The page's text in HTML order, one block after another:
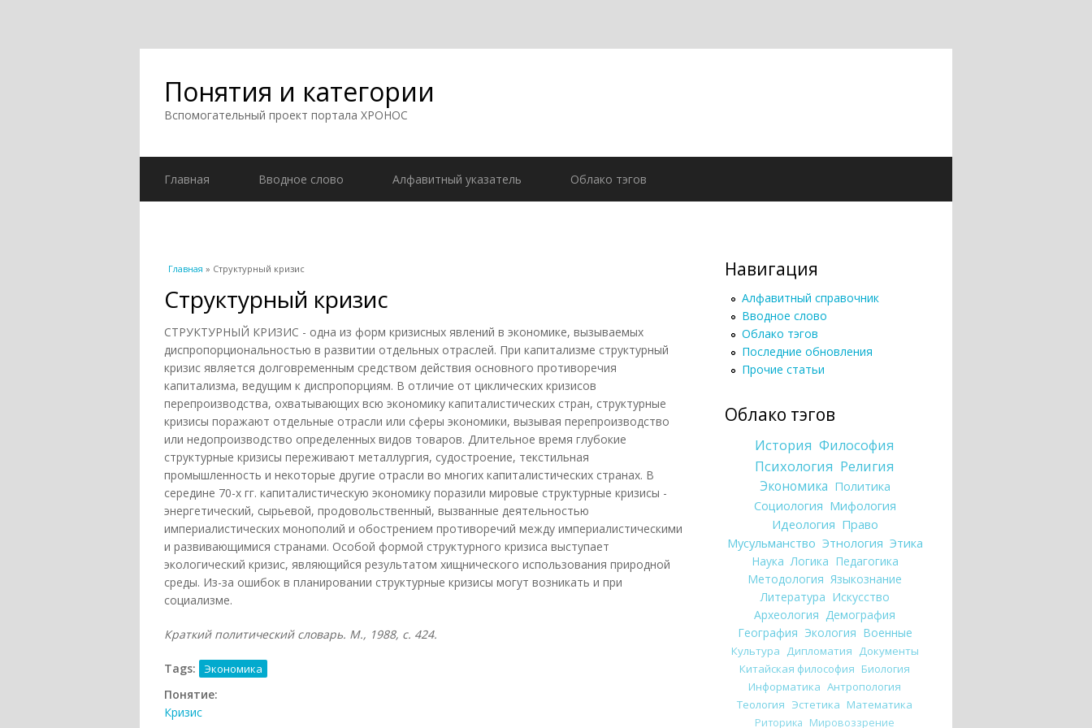
Понятия и категории
Вспомогательный проект портала ХРОНОС
Главная Вводное слово Алфавитный указатель Облако тэгов
Вы здесь
Главная » Структурный кризис
Структурный кризис
СТРУКТУРНЫЙ КРИЗИС - одна из форм кризисных явлений в экономике, вызываемых
диспропорциональностью в развитии отдельных отраслей. При капитализме структурный
кризис является долговременным средством действия основного противоречия
капитализма, ведущим к диспропорциям. В отличие от циклических кризисов
перепроизводства, охватывающих всю экономику капиталистических стран, структурные
кризисы поражают отдельные отрасли или сферы экономики, вызывая перепроизводство
или недопроизводство определенных видов товаров. Длительное время глубокие
структурные кризисы переживают металлургия, судостроение, текстильная
промышленность и некоторые другие отрасли во многих капиталистических странах. В
середине 70-х гг. капиталистическую экономику поразили мировые структурные кризисы -
энергетический, сырьевой, продовольственный, вызванные деятельностью
империалистических монополий и обострением противоречий между империалистическими
и развивающимися странами. Особой формой структурного кризиса выступает
экологический кризис, являющийся результатом хищнического использования природной
среды. Из-за ошибок в планировании структурные кризисы могут возникать и при
социализме.
Краткий политический словарь. М., 1988, с. 424.
Tags: Экономика
Понятие:
Кризис
Навигация
Алфавитный справочник
Вводное слово
Облако тэгов
Последние обновления
Прочие статьи
Облако тэгов
История Философия
Психология Религия
Экономика Политика
Социология Мифология
Идеология Право
Мусульманство Этнология Этика
Наука Логика Педагогика
Методология Языкознание
Литература Искусство
Археология Демография
География Экология Военные
Культура Дипломатия Документы
Китайская философия Биология
Информатика Антропология
Теология Эстетика Математика
Риторика Мировоззрение